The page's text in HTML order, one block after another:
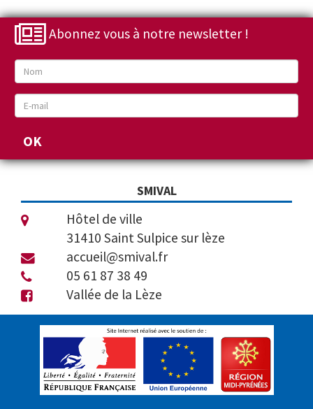
Abonnez vous à notre newsletter !
SMIVAL
Hôtel de ville
31410 Saint Sulpice sur lèze
accueil@smival.fr
05 61 87 38 49
Vallée de la Lèze